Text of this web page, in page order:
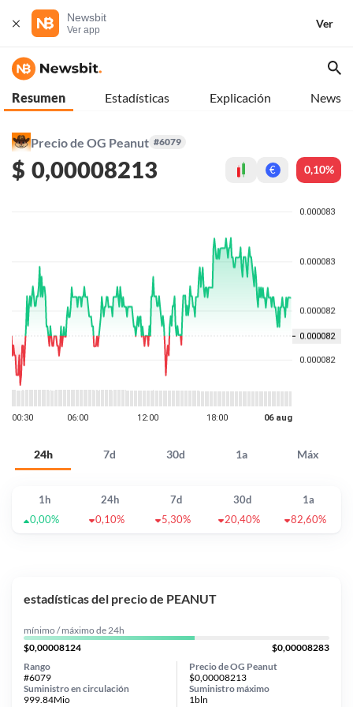
Newsbit
Ver app
Ver
Resumen Estadísticas Explicación News
Precio de OG Peanut #6079
$ 0,00008213 € 0,10%
24h 7d 30d 1a Máx
1h 24h 7d 30d
1a
0,00%
0,10% 5,30% 20,40% 82,60%
estadísticas del precio de PEANUT
mínimo / máximo de 24h
$0,00008124
$0,00008283
Precio de OG Peanut
$0,00008213
Suministro en circulación
999.84Mio
Suministro máximo
1bln
Rango
#6079